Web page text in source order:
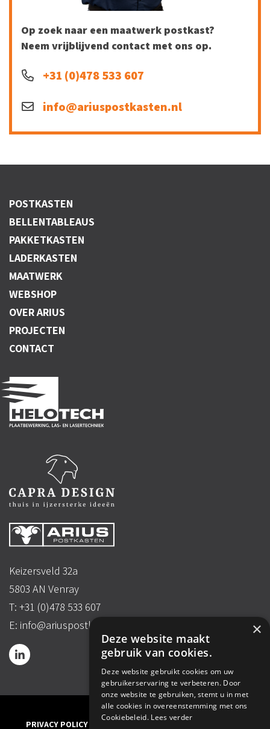
Op zoek naar een maatwerk postkast?
Neem vrijblijvend contact met ons op.
+31 (0)478 533 607
info@ariuspostkasten.nl
POSTKASTEN
BELLENTABLEAUS
PAKKETKASTEN
LADERKASTEN
MAATWERK
WEBSHOP
OVER ARIUS
PROJECTEN
CONTACT
Keizersveld 32a
5803 AN Venray
T: +31 (0)478 533 607
E: info@ariuspostkasten.nl
© 2026
PRIVACY POLICY
×
Deze website maakt
gebruik van cookies.
Deze website gebruikt cookies om uw
gebruikerservaring te verbeteren. Door
onze website te gebruiken, stemt u in met
alle cookies in overeenstemming met ons
Cookiebeleid. Lees verder